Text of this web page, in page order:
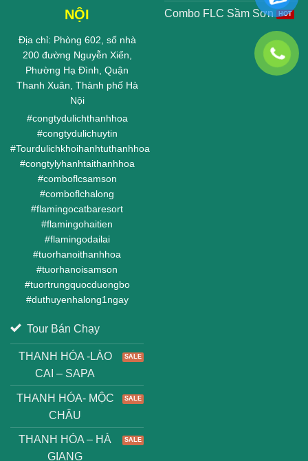
NỘI
Địa chỉ: Phòng 602, số nhà
200 đường Nguyễn Xiển,
Phường Hạ Đình, Quận
Thanh Xuân, Thành phố Hà
Nội
#congtydulichthanhhoa
#congtydulichuytin
#Tourdulichkhoihanhtuthanhhoa
#congtylyhanhtaithanhhoa
#comboflcsamson
#comboflchalong
#flamingocatbaresort
#flamingohaitien
#flamingodailai
#tuorhanoithanhhoa
#tuorhanoisamson
#tuortrungquocduongbo
#duthuyenhalong1ngay
Combo FLC Sầm Sơn
Tour Bán Chạy
THANH HÓA -LÀO
CAI – SAPA
THANH HÓA- MỘC
CHÂU
THANH HÓA – HÀ
GIANG